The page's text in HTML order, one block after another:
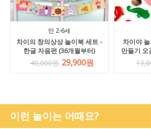
만 2-6세
차이의 창의상상 놀이북 세트 -
한글 자음편 (36개월부터)
40,000원 29,900원
차이야
만들기 오
이런 놀이는 어때요?